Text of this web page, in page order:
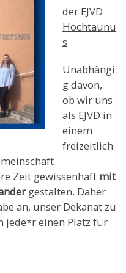
der EJVD
Hochtaunu
s
Unabhängi
g davon,
ob wir uns
als EJVD in
einem
freizeitlich
Zeit gewissenhaft mit
gestalten. Daher
an, unser Dekanat zu
jede*r einen Platz für